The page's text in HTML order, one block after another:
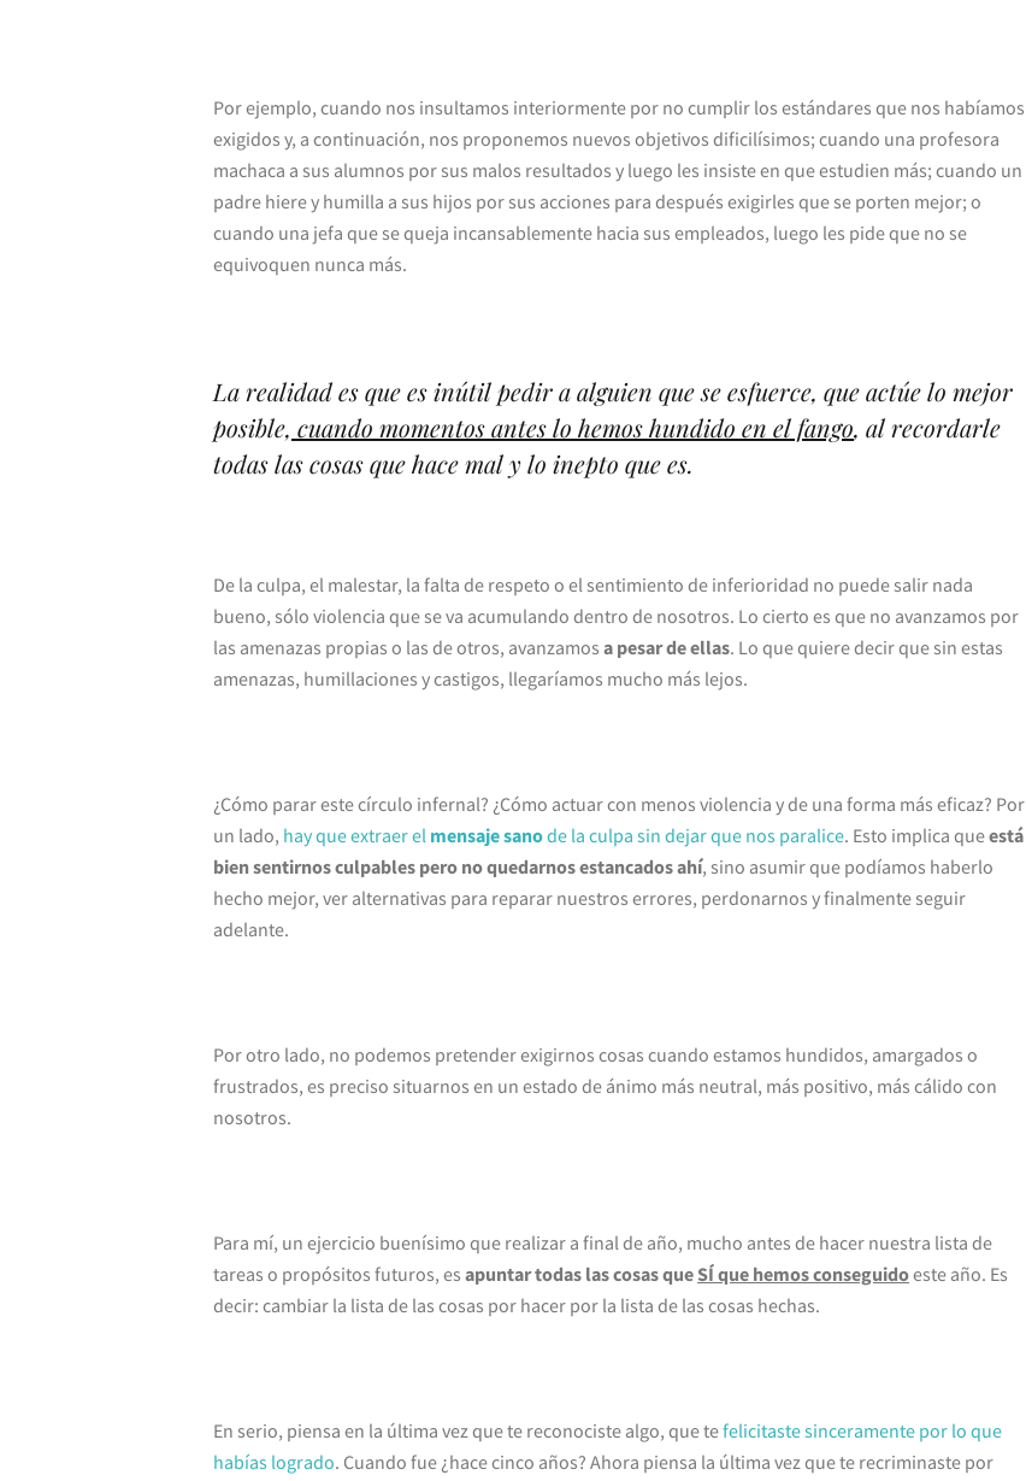
Por ejemplo, cuando nos insultamos interiormente por no cumplir los estándares que nos habíamos
exigidos y, a continuación, nos proponemos nuevos objetivos dificilísimos; cuando una profesora
machaca a sus alumnos por sus malos resultados y luego les insiste en que estudien más; cuando un
padre hiere y humilla a sus hijos por sus acciones para después exigirles que se porten mejor; o
cuando una jefa que se queja incansablemente hacia sus empleados, luego les pide que no se
equivoquen nunca más.
La realidad es que es inútil pedir a alguien que se esfuerce, que actúe lo mejor
posible, cuando momentos antes lo hemos hundido en el fango, al recordarle
todas las cosas que hace mal y lo inepto que es.
De la culpa, el malestar, la falta de respeto o el sentimiento de inferioridad no puede salir nada
bueno, sólo violencia que se va acumulando dentro de nosotros. Lo cierto es que no avanzamos por
las amenazas propias o las de otros, avanzamos a pesar de ellas. Lo que quiere decir que sin estas
amenazas, humillaciones y castigos, llegaríamos mucho más lejos.
¿Cómo parar este círculo infernal? ¿Cómo actuar con menos violencia y de una forma más eficaz? Por
un lado, hay que extraer el mensaje sanode la culpa sin dejar que nos paralice. Esto implica queestá
bien sentirnos culpables pero no quedarnos estancados ahí, sino asumir que podíamos haberlo
hecho mejor, ver alternativas para reparar nuestros errores, perdonarnos y finalmente seguir
adelante.
Por otro lado, no podemos pretender exigirnos cosas cuando estamos hundidos, amargados o
frustrados, es preciso situarnos en un estado de ánimo más neutral, más positivo, más cálido con
nosotros.
Para mí, un ejercicio buenísimo que realizar a final de año, mucho antes de hacer nuestra lista de
tareas o propósitos futuros, es apuntar todas las cosas queSÍ que hemos conseguidoeste año. Es
decir: cambiar la lista de las cosas por hacer por la lista de las cosas hechas.
En serio, piensa en la última vez que te reconociste algo, que tefelicitaste sinceramente por lo que
habías logrado. Cuando fue ¿hace cinco años? Ahora piensa la última vez que te recriminaste por